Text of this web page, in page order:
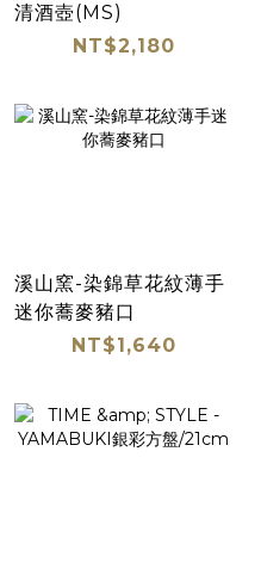
清酒壺(MS)
NT$2,180
溪山窯-染錦草花紋薄手
迷你蕎麥豬口
NT$1,640